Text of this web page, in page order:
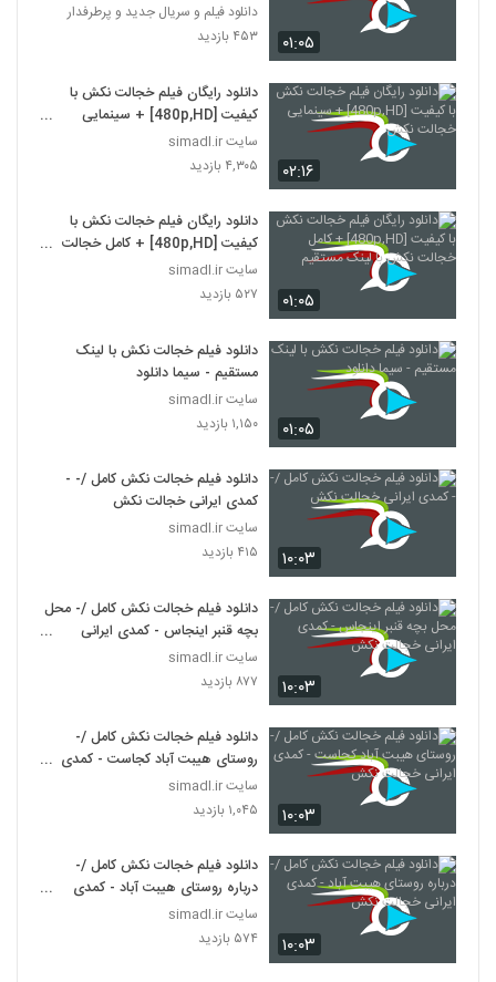
۰۱:۰۵
دانلود فیلم و سریال جدید و پرطرفدار
۴۵۳ بازدید
۰۲:۱۶
دانلود رایگان فیلم خجالت نکش با
کیفیت [480p,HD] + سینمایی
خجالت نکش
سایت simadl.ir
۴,۳۰۵ بازدید
۰۱:۰۵
دانلود رایگان فیلم خجالت نکش با
کیفیت [480p,HD] + کامل خجالت
نکش با لینک مستقیم
سایت simadl.ir
۵۲۷ بازدید
۰۱:۰۵
دانلود فیلم خجالت نکش با لینک
مستقیم - سیما دانلود
سایت simadl.ir
۱,۱۵۰ بازدید
۱۰:۰۳
دانلود فیلم خجالت نکش کامل /- -
کمدی ایرانی خجالت نکش
سایت simadl.ir
۴۱۵ بازدید
۱۰:۰۳
دانلود فیلم خجالت نکش کامل /- محل
بچه قنبر اینجاس - کمدی ایرانی
خجالت نکش
سایت simadl.ir
۸۷۷ بازدید
۱۰:۰۳
دانلود فیلم خجالت نکش کامل /-
روستای هیبت آباد کجاست - کمدی
ایرانی خجالت نکش
سایت simadl.ir
۱,۰۴۵ بازدید
۱۰:۰۳
دانلود فیلم خجالت نکش کامل /-
درباره روستای هیبت آباد - کمدی
ایرانی خجالت نکش
سایت simadl.ir
۵۷۴ بازدید